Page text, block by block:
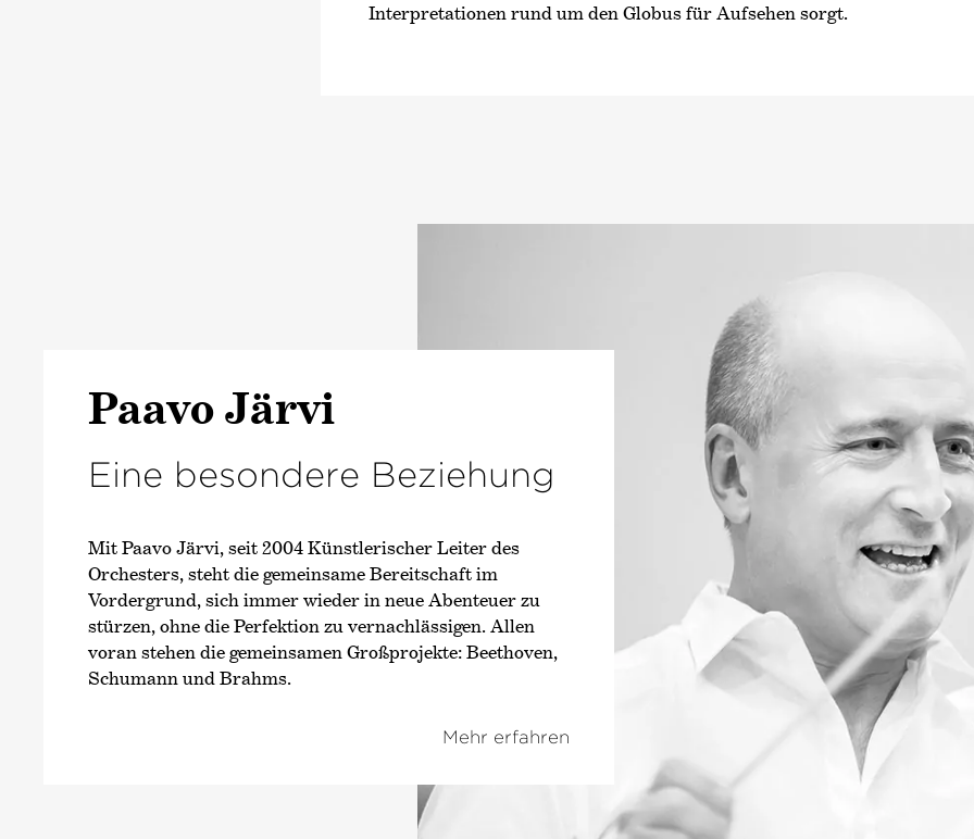
Interpretationen rund um den Globus für Aufsehen sorgt.
Paavo Järvi
Eine besondere Beziehung
Mit Paavo Järvi, seit 2004 Künstlerischer Leiter des
Orchesters, steht die gemeinsame Bereitschaft im
Vordergrund, sich immer wieder in neue Abenteuer zu
stürzen, ohne die Perfektion zu vernachlässigen. Allen
voran stehen die gemeinsamen Großprojekte: Beethoven,
Schumann und Brahms.
Mehr erfahren